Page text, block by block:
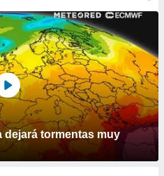
dejará tormentas muy